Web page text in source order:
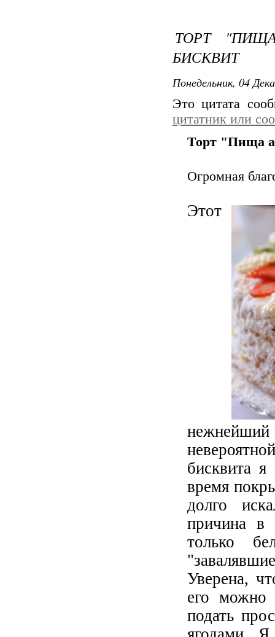
ТОРТ
БИСКВИТ
Понедельник, 04
Это цитата
цитатник или
Торт "Пища
Огромная
Этот
бисквита
время
долго
причина в
только
Уверена,
его
подать